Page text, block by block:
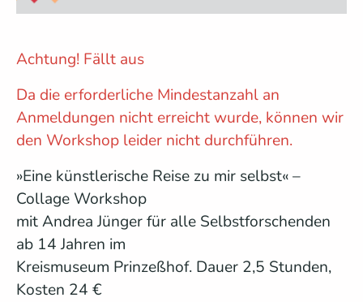
Achtung! Fällt aus
Da die erforderliche Mindestanzahl an
Anmeldungen nicht erreicht wurde, können wir
den Workshop leider nicht durchführen.
»Eine künstlerische Reise zu mir selbst« –
Collage Workshop
mit Andrea Jünger für alle Selbstforschenden
ab 14 Jahren im
Kreismuseum Prinzeßhof. Dauer 2,5 Stunden,
Kosten 24 €